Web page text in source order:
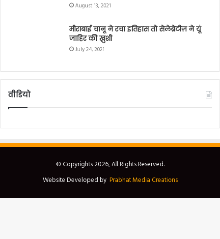
© Copyrights 2026, All Rights Reserved.